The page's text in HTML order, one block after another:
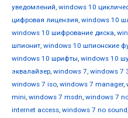
уведомлений, windows 10
цифровая лицензия, windows 10
windows 10 шифрование диска,
шпионит, windows 10 шпионские
windows 10 шрифты, windows 10
эквалайзер, windows 7, windows 7
windows 7 iso, windows 7 manager,
mini, windows 7 msdn, windows 7
internet access, windows 7 no sound,